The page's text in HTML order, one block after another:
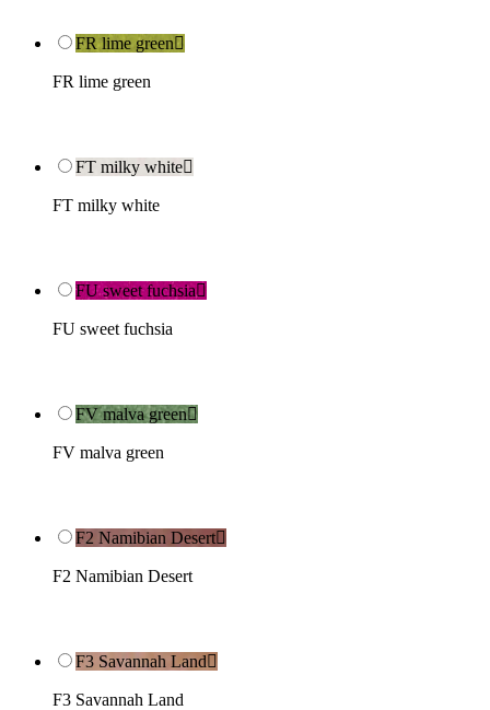
FR lime green
FR lime green
FT milky white
FT milky white
FU sweet fuchsia
FU sweet fuchsia
FV malva green
FV malva green
F2 Namibian Desert
F2 Namibian Desert
F3 Savannah Land
F3 Savannah Land